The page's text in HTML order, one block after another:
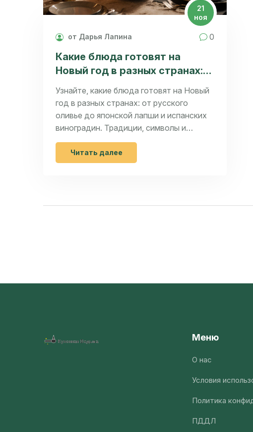
21
ноя
от Дарья Лапина 0
Какие блюда готовят на
Новый год в разных странах:
традиции и рецепты 2025
Узнайте, какие блюда готовят на Новый
год в разных странах: от русского
оливье до японской лапши и испанских
виноградин. Традиции, символы и
простые рецепты для праздничного
стола 2025.
Читать далее
Меню
О нас
Условия
Политика
ПДДЛ